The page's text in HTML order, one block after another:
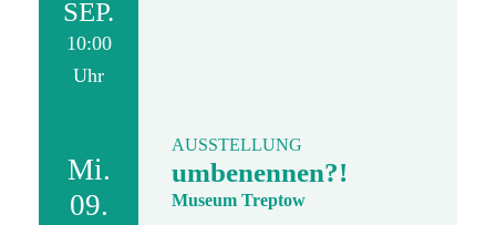
SEP.
10:00
Uhr
Mi.
09.
AUSSTELLUNG
umbenennen?!
Museum Treptow